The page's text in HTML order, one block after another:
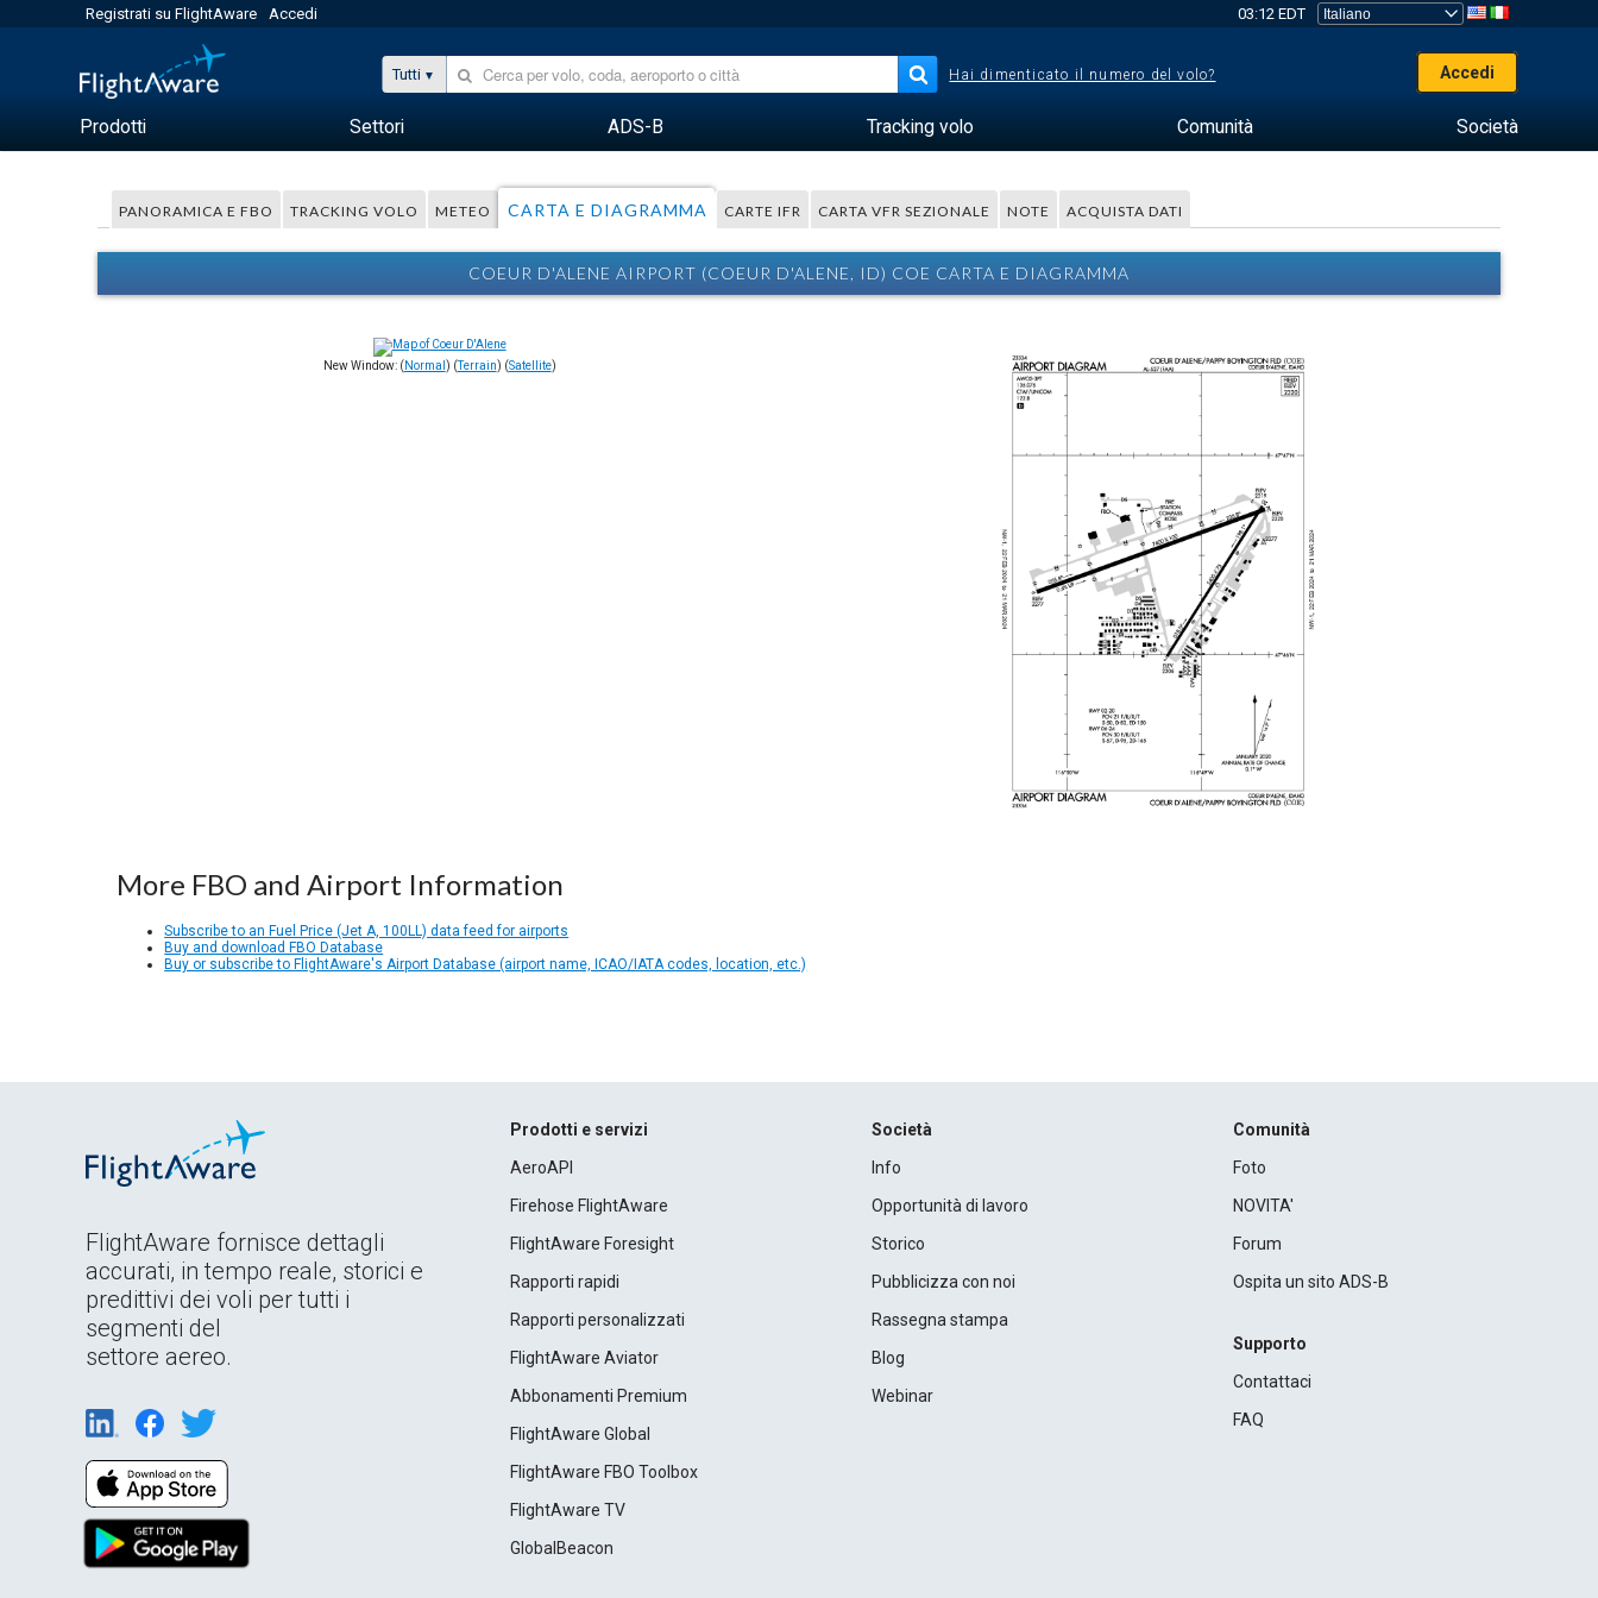
Registrati su FlightAware Accedi 03:12 EDT
Tutti Hai dimenticato il numero del volo? Accedi
Prodotti Settori ADS-B Tracking volo Comunità Società
PANORAMICA E FBO TRACKING VOLO METEO CARTA E DIAGRAMMA CARTE IFR CARTA VFR SEZIONALE NOTE ACQUISTA DATI
COEUR D'ALENE AIRPORT (COEUR D'ALENE, ID) COE CARTA E DIAGRAMMA
New Window: ( Normal ) (Terrain) (Satellite)
More FBO and Airport Information
Subscribe to an Fuel Price (Jet A, 100LL) data feed for airports
Buy and download FBO Database
Buy or subscribe to FlightAware's Airport Database (airport name, ICAO/IATA codes, location, etc.)
FlightAware fornisce dettagli
accurati, in tempo reale, storici e
predittivi dei voli per tutti i
segmenti del
settore aereo.
Prodotti e servizi
AeroAPI
Firehose FlightAware
FlightAware Foresight
Rapporti rapidi
Rapporti personalizzati
FlightAware Aviator
Abbonamenti Premium
FlightAware Global
FlightAware FBO Toolbox
FlightAware TV
GlobalBeacon
Società
Info
Opportunità di lavoro
Storico
Pubblicizza con noi
Rassegna stampa
Blog
Webinar
Comunità
Foto
NOVITA'
Forum
Ospita un sito ADS-B
Supporto
Contattaci
FAQ